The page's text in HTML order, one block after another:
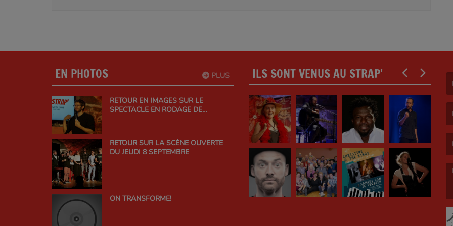
PLUS
EN PHOTOS
RETOUR EN IMAGES SUR LE
SPECTACLE EN RODAGE DE
RETOUR SUR LA SCÈNE OUVERTE
DU JEUDI 8 SEPTEMBRE
ON TRANSFORME!
ILS SONT VENUS AU STRAP'